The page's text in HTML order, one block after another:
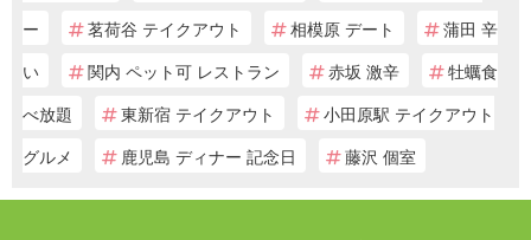
ー
茗荷谷 テイクアウト 相模原 デート
蒲田 辛
い
関内 ペット可 レストラン 赤坂 激辛
牡蠣食
べ放題
東新宿 テイクアウト
小田原駅 テイクアウト
グルメ
鹿児島 ディナー 記念日 藤沢 個室